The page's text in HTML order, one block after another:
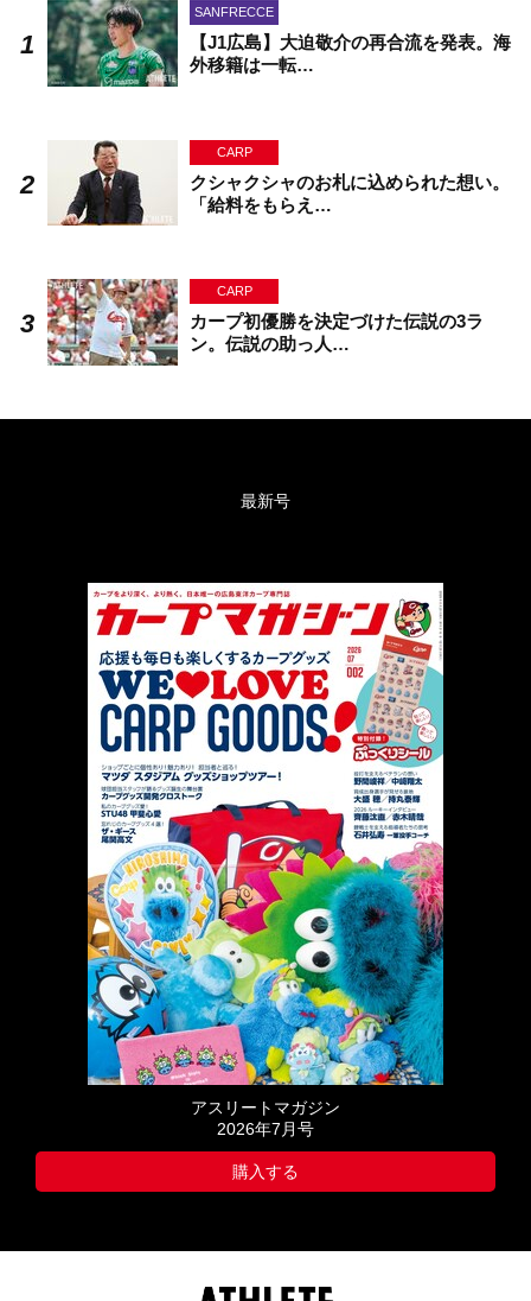
SANFRECCE
【J1広島】大迫敬介の再合流を発表。海
外移籍は一転…
CARP
クシャクシャのお札に込められた想い。
「給料をもらえ…
CARP
カープ初優勝を決定づけた伝説の3ラ
ン。伝説の助っ人…
最新号
アスリートマガジン
2026年7月号
購入する